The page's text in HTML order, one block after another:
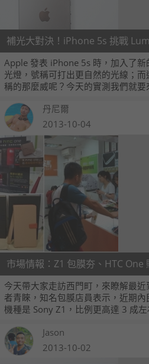
補光大對決！iPhone 5s 挑戰
Apple 發表 iPhone 5s 時，加入了新
光燈，號稱可打出更自然的光線；
稱的那麼威呢？今天的實測我們就
光燈，看看誰的補光表現比較好吧！
丹尼爾
2013-10-04
市場情報：Z1 包膜夯、HTC One
今天帶大家走訪西門町，來瞭解最
者青睞，知名包膜店員表示，近期
機種是 Sony Z1，比例更高達 3 成
時也讓我們搶先來看看者款高質感的
Jason
2013-10-02